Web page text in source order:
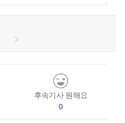
후속기사 원해요
0